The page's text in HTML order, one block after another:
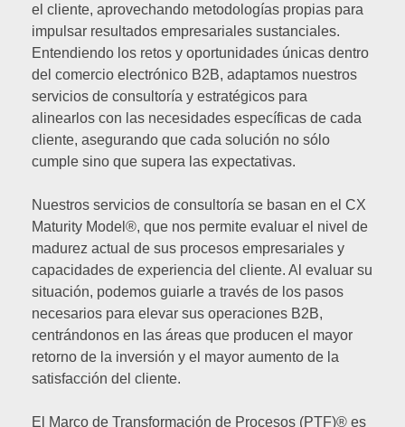
el cliente, aprovechando metodologías propias para
impulsar resultados empresariales sustanciales.
Entendiendo los retos y oportunidades únicas dentro
del comercio electrónico B2B, adaptamos nuestros
servicios de consultoría y estratégicos para
alinearlos con las necesidades específicas de cada
cliente, asegurando que cada solución no sólo
cumple sino que supera las expectativas.
Nuestros servicios de consultoría se basan en el CX
Maturity Model®, que nos permite evaluar el nivel de
madurez actual de sus procesos empresariales y
capacidades de experiencia del cliente. Al evaluar su
situación, podemos guiarle a través de los pasos
necesarios para elevar sus operaciones B2B,
centrándonos en las áreas que producen el mayor
retorno de la inversión y el mayor aumento de la
satisfacción del cliente.
El Marco de Transformación de Procesos (PTF)® es